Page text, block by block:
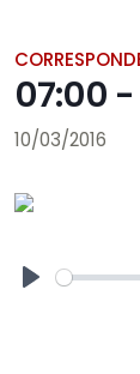
07:00
10/03/2016